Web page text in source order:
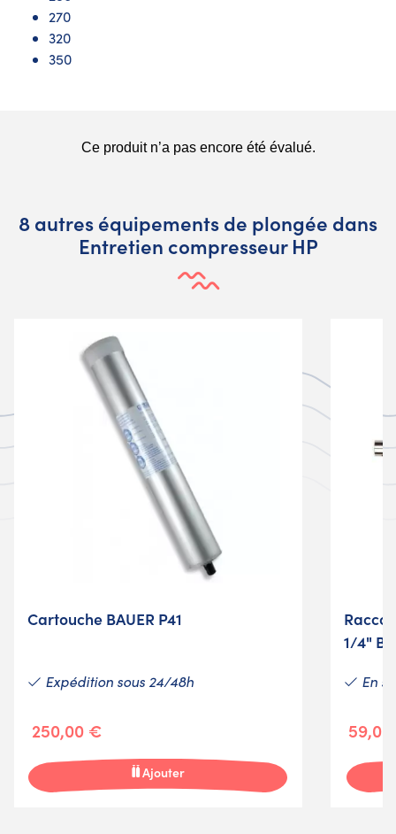
270
320
350
8 autres équipements de plongée dans
Entretien compresseur HP
Cartouche BAUER P41
Expédition sous 24/48h
250,00 €
Ajouter
1/4"
En